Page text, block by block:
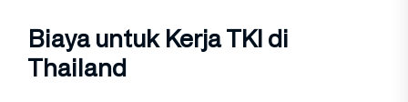
Biaya untuk Kerja TKI di
Thailand